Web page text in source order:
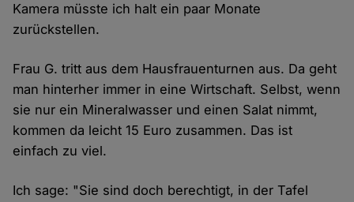
Kamera müsste ich halt ein paar Monate
zurückstellen.
Frau G. tritt aus dem Hausfrauenturnen aus. Da geht
man hinterher immer in eine Wirtschaft. Selbst, wenn
sie nur ein Mineralwasser und einen Salat nimmt,
kommen da leicht 15 Euro zusammen. Das ist
einfach zu viel.
Ich sage: "Sie sind doch berechtigt, in der Tafel